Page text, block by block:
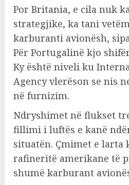
Por Britania, e cila nuk
strategjike, ka tani
karburanti avionësh,
Për Portugalinë kjo
Ky është niveli ku
Agency vlerëson se nis
në furnizim.
Ndryshimet në flukset
fillimi i luftës e kanë
situatën. Çmimet e larta
rafineritë amerikane të
shumë karburant